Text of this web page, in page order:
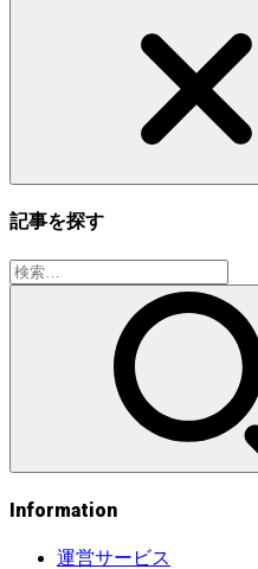
記事を探す
検
索:
Information
運営サービス